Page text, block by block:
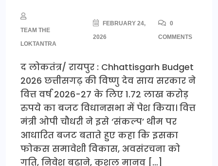
TEAM THE
LOKTANTRA
FEBRUARY 24,
2026
0
COMMENTS
द लोकतंत्र/ रायपुर : Chhattisgarh Budget
2026 छत्तीसगढ़ की विष्णु देव साय सरकार ने
वित्त वर्ष 2026-27 के लिए 1.72 लाख करोड़
रुपये का बजट विधानसभा में पेश किया। वित्त
मंत्री ओपी चौधरी ने इसे ‘संकल्प’ थीम पर
आधारित बजट बताते हुए कहा कि इसका
फोकस समावेशी विकास, अवसंरचना को
गति, निवेश बढ़ाने, कुशल मानव […]